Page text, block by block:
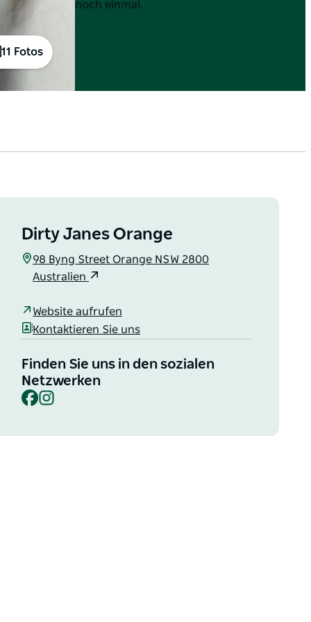
11 Fotos
noch einmal.
Dirty Janes Orange
98 Byng Street Orange NSW 2800
Australien
Website aufrufen
Kontaktieren Sie uns
Finden Sie uns in den sozialen
Netzwerken
Facebook